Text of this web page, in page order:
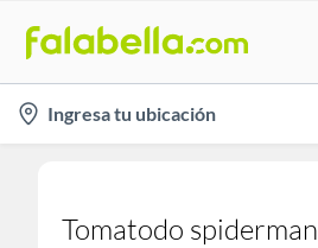
location-
icon
Ingresa tu ubicación
Tomatodo spiderman